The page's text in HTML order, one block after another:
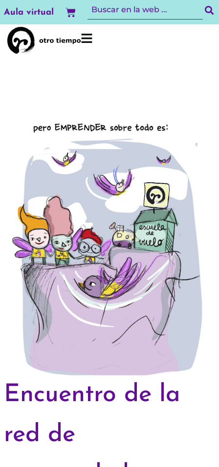
al
contenido
Aula virtual Carrito
Encuentro de la
red de